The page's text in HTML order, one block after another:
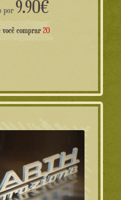
por 9.90€
você comprar 20